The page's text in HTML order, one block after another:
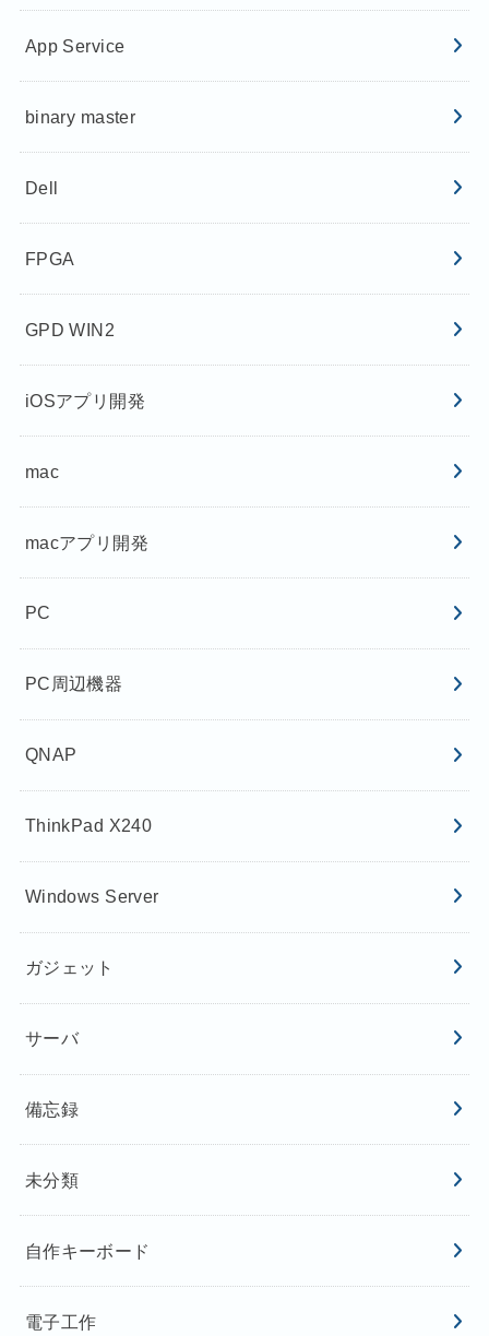
App Service
binary master
Dell
FPGA
GPD WIN2
iOSアプリ開発
mac
macアプリ開発
PC
PC周辺機器
QNAP
ThinkPad X240
Windows Server
ガジェット
サーバ
備忘録
未分類
自作キーボード
電子工作